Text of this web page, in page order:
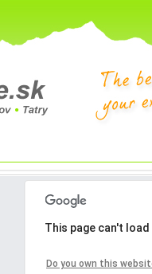
Oops!
This page can't
Do you own this